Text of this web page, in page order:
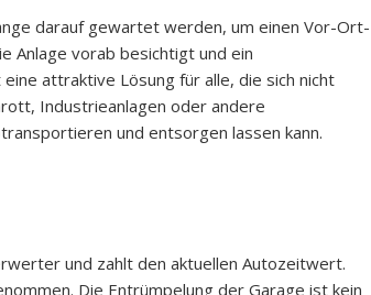
darauf gewartet werden, um einen Vor-Ort-
Anlage vorab besichtigt und ein
attraktive Lösung für alle, die sich nicht
Industrieanlagen oder andere
und entsorgen lassen kann.
und zahlt den aktuellen Autozeitwert.
Die Entrümpelung der Garage ist kein